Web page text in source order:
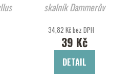
skalník Dammerův
34,82 Kč bez DPH
39 Kč
DETAIL